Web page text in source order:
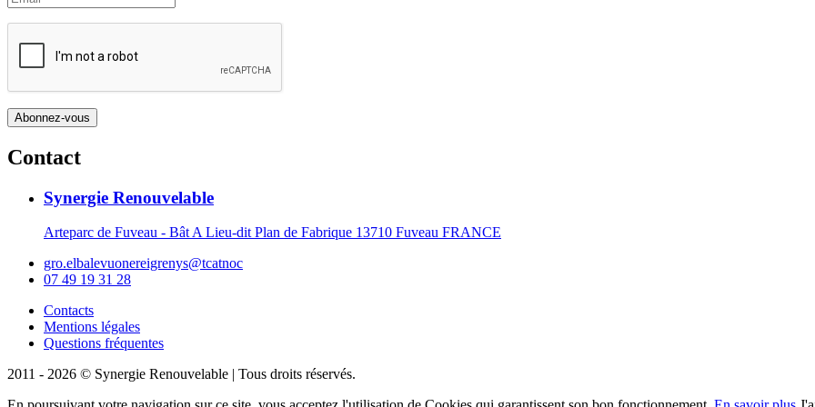
Contact
Synergie Renouvelable
Arteparc de Fuveau - Bât A Lieu-dit Plan de Fabrique 13710 Fuveau FRANCE
gro.elbalevuonereigrenys@tcatnoc
07 49 19 31 28
Contacts
Mentions légales
Questions fréquentes
2011 - 2026 © Synergie Renouvelable | Tous droits réservés.